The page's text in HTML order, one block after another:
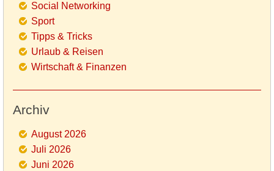
Social Networking
Sport
Tipps & Tricks
Urlaub & Reisen
Wirtschaft & Finanzen
Archiv
August 2026
Juli 2026
Juni 2026